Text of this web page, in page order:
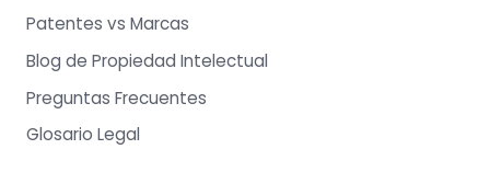
Patentes vs Marcas
Blog de Propiedad Intelectual
Preguntas Frecuentes
Glosario Legal